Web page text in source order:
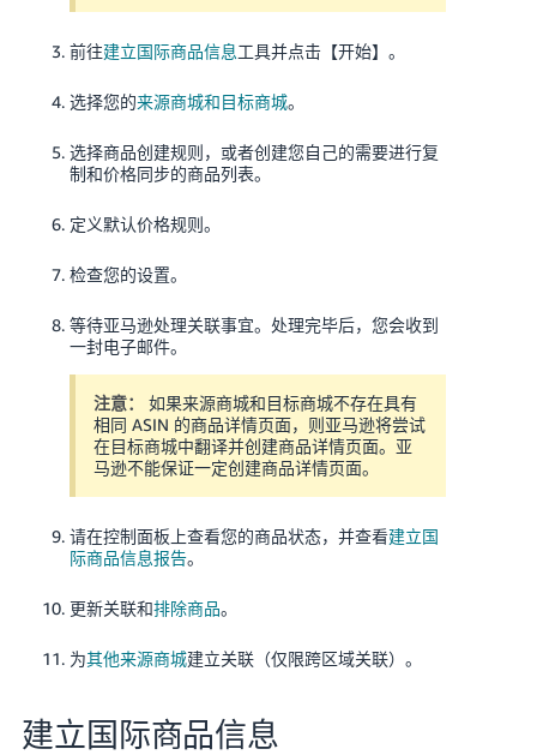
前往建立国际商品信息工具并点击【开始】。
选择您的来源商城和目标商城。
选择商品创建规则，或者创建您自己的需要进行复
制和价格同步的商品列表。
定义默认价格规则。
检查您的设置。
等待亚马逊处理关联事宜。处理完毕后，您会收到
一封电子邮件。
注意： 如果来源商城和目标商城不存在具有
相同 ASIN 的商品详情页面，则亚马逊将尝试
在目标商城中翻译并创建商品详情页面。亚
马逊不能保证一定创建商品详情页面。
请在控制面板上查看您的商品状态，并查看建立国
际商品信息报告。
更新关联和排除商品。
为其他来源商城建立关联（仅限跨区域关联）。
建立国际商品信息